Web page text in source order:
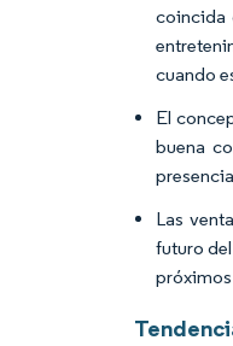
coincida
cuando
El
buena
Las
futuro